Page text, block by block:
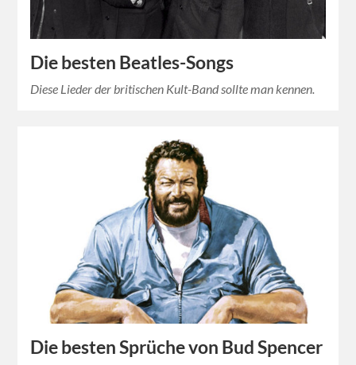
Die besten Beatles-Songs
Diese Lieder der britischen Kult-Band sollte man kennen.
Die besten Sprüche von Bud Spencer